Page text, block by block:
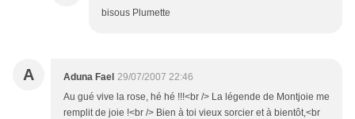
bisous Plumette
A Aduna Fael 29/07/2007 22:46
Au gué vive la rose, hé hé !!!<br /> La légende de Montjoie me
remplit de joie !<br /> Bien à toi vieux sorcier et à bientôt,<br